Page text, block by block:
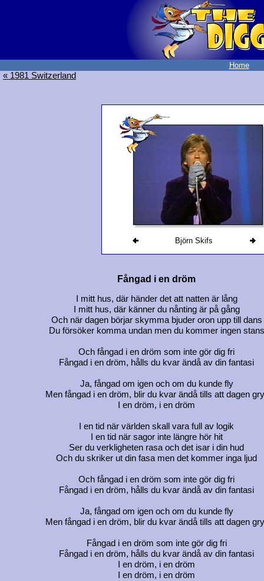
Home
« 1981 Switzerland
Björn Skifs
Fångad i en dröm
I mitt hus, där händer det att natten är lång
I mitt hus, där känner du nånting är på gång
Och när dagen börjar skymma bjuder oron upp till dans
Du försöker komma undan men du kommer ingen stans
Och fångad i en dröm som inte gör dig fri
Fångad i en dröm, hålls du kvar ändå av din fantasi
Ja, fångad om igen och om du kunde fly
Men fångad i en dröm, blir du kvar ändå tills att dagen
I en dröm, i en dröm
I en tid när världen skall vara full av logik
I en tid när sagor inte längre hör hit
Ser du verkligheten rasa och det isar i din hud
Och du skriker ut din fasa men det kommer inga ljud
Och fångad i en dröm som inte gör dig fri
Fångad i en dröm, hålls du kvar ändå av din fantasi
Ja, fångad om igen och om du kunde fly
Men fångad i en dröm, blir du kvar ändå tills att dagen
Fångad i en dröm som inte gör dig fri
Fångad i en dröm, hålls du kvar ändå av din fantasi
I en dröm, i en dröm
I en dröm, i en dröm